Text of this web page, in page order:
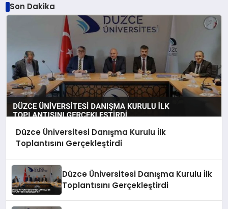
Son Dakika
Düzce Üniversitesi Danışma Kurulu İlk
Toplantısını Gerçekleştirdi
Düzce Üniversitesi Danışma Kurulu İlk
Toplantısını Gerçekleştirdi